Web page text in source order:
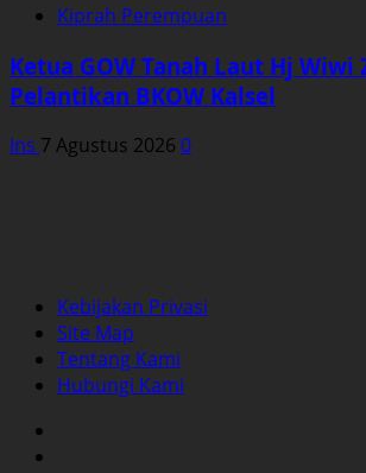
Kiprah Perempuan
Ketua GOW Tanah Laut Hj Wiwi
Pelantikan BKOW Kalsel
Ins 7 Agustus 2026 0
Kebijakan Privasi
Site Map
Tentang Kami
Hubungi Kami